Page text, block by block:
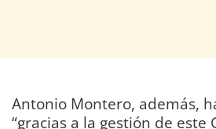
Antonio Montero, además,
“gracias a la gestión de este